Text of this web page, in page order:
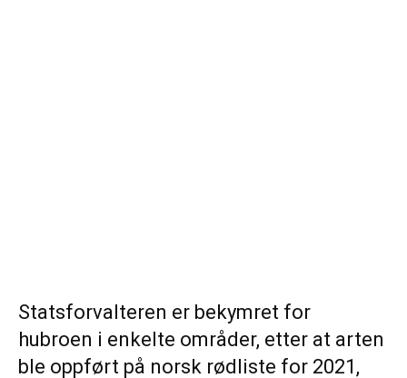
Statsforvalteren er bekymret for
hubroen i enkelte områder, etter at arten
ble oppført på norsk rødliste for 2021,